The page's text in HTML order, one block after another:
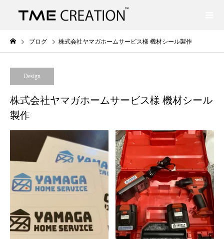
ブログ 株式会社ヤマガホームサービス様 機材シール製作
Design
株式会社ヤマガホームサービス様 機材シール
製作